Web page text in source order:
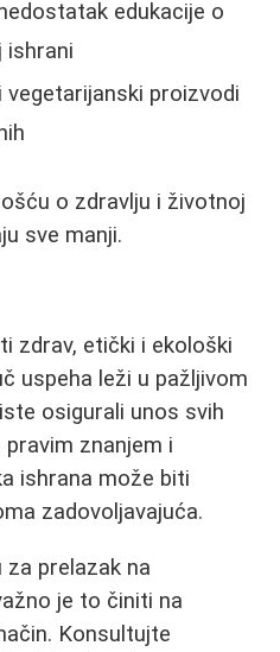
edukacije o
ishrani
vegetarijanski proizvodi
o zdravlju i životnoj
sve manji.
zdrav, etički i ekološki
uspeha leži u pažljivom
osigurali unos svih
znanjem i
ishrana može biti
zadovoljavajuća.
prelazak na
je to činiti na
Konsultujte